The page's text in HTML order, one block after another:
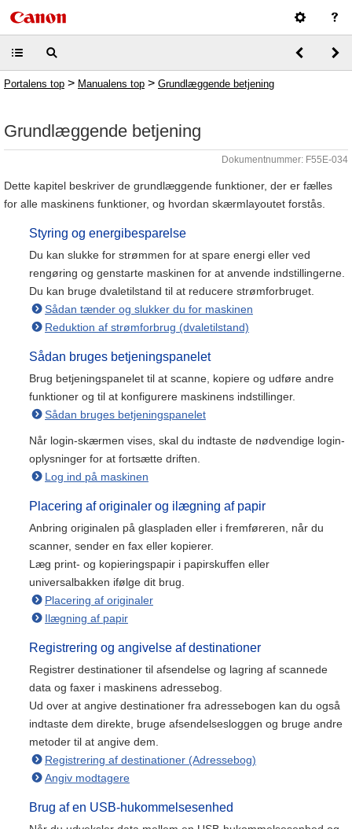
Portalens top > Manualens top > Grundlæggende betjening
Grundlæggende betjening
Dokumentnummer: F55E-034
Dette kapitel beskriver de grundlæggende funktioner, der er fælles
for alle maskinens funktioner, og hvordan skærmlayoutet forstås.
Styring og energibesparelse
Du kan slukke for strømmen for at spare energi eller ved
rengøring og genstarte maskinen for at anvende indstillingerne.
Du kan bruge dvaletilstand til at reducere strømforbruget.
Sådan tænder og slukker du for maskinen
Reduktion af strømforbrug (dvaletilstand)
Sådan bruges betjeningspanelet
Brug betjeningspanelet til at scanne, kopiere og udføre andre
funktioner og til at konfigurere maskinens indstillinger.
Sådan bruges betjeningspanelet
Når login-skærmen vises, skal du indtaste de nødvendige login-
oplysninger for at fortsætte driften.
Log ind på maskinen
Placering af originaler og ilægning af papir
Anbring originalen på glaspladen eller i fremføreren, når du
scanner, sender en fax eller kopierer.
Læg print- og kopieringspapir i papirskuffen eller
universalbakken ifølge dit brug.
Placering af originaler
Ilægning af papir
Registrering og angivelse af destinationer
Registrer destinationer til afsendelse og lagring af scannede
data og faxer i maskinens adressebog.
Ud over at angive destinationer fra adressebogen kan du også
indtaste dem direkte, bruge afsendelsesloggen og bruge andre
metoder til at angive dem.
Registrering af destinationer (Adressebog)
Angiv modtagere
Brug af en USB-hukommelsesenhed